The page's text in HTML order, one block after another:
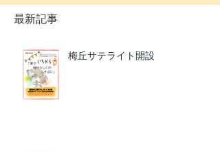
最新記事
梅丘サテライト開設